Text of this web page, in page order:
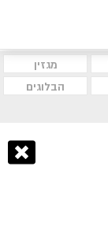
מגזין
הבלוגים